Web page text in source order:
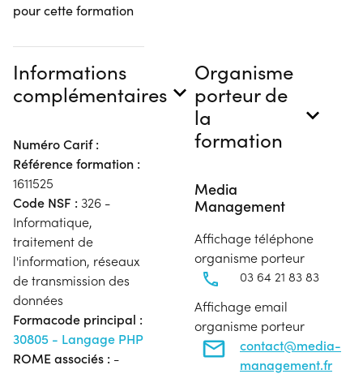
pour cette formation
Informations
complémentaires
Numéro Carif :
Référence formation :
1611525
Code NSF : 326 -
Informatique,
traitement de
l'information, réseaux
de transmission des
données
Formacode principal :
30805 - Langage PHP
ROME associés : -
Organisme
porteur de
la
formation
Media
Management
Affichage téléphone
organisme porteur
03 64 21 83 83
Affichage email
organisme porteur
contact@media-
management.fr